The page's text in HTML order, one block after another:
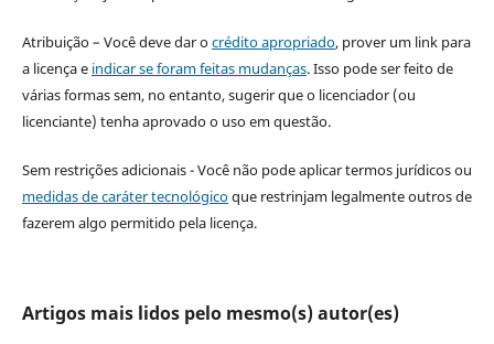
Atribuição – Você deve dar ocrédito apropriado, prover um link para
a licença e indicar se foram feitas mudanças. Isso pode ser feito de
várias formas sem, no entanto, sugerir que o licenciador (ou
licenciante) tenha aprovado o uso em questão.
Sem restrições adicionais - Você não pode aplicar termos jurídicos ou
medidas de caráter tecnológicoque restrinjam legalmente outros de
fazerem algo permitido pela licença.
Artigos mais lidos pelo mesmo(s) autor(es)